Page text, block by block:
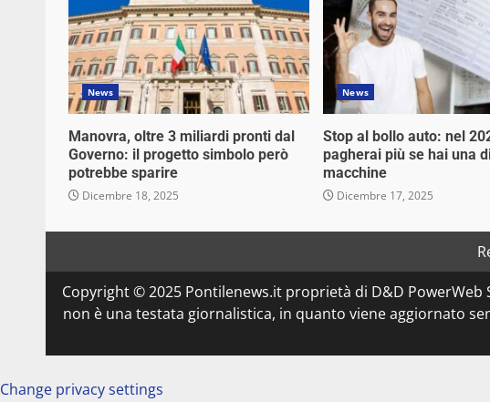
News
Manovra, oltre 3 miliardi pronti dal
Governo: il progetto simbolo però
potrebbe sparire
Dicembre 18, 2025
News
Stop al bollo auto: nel
pagherai più se hai una
macchine
Dicembre 17, 2025
Copyright © 2025 Pontilenews.it proprietà di D&D PowerWeb
non è una testata giornalistica, in quanto viene aggiornato
Change privacy settings